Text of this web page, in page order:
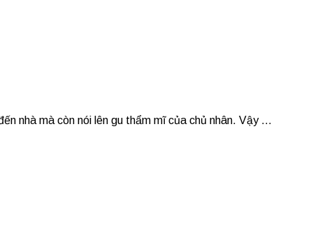
nhà mà còn nói lên gu thẩm mĩ của chủ nhân. Vậy ...